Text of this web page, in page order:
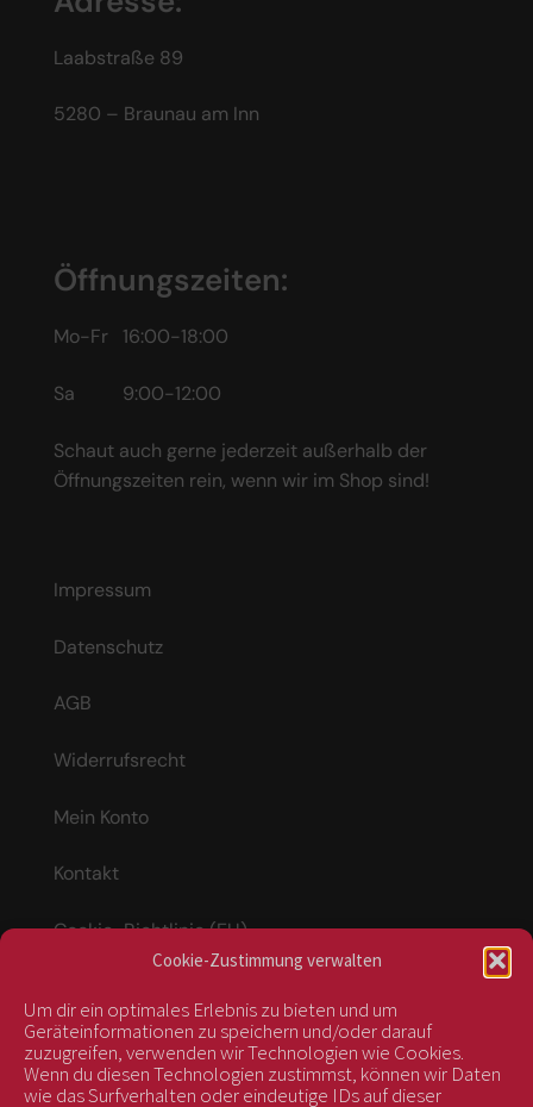
Cookie-Zustimmung verwalten
Um dir ein optimales Erlebnis zu bieten und um
Geräteinformationen zu speichern und/oder darauf
zuzugreifen, verwenden wir Technologien wie Cookies.
Wenn du diesen Technologien zustimmst, können wir Daten
wie das Surfverhalten oder eindeutige IDs auf dieser
Laabstraße 89
5280 – Braunau am Inn
Öffnungszeiten:
Mo-Fr 16:00-18:00
Sa 9:00-12:00
Schaut auch gerne jederzeit außerhalb der
Öffnungszeiten rein, wenn wir im Shop sind!
Impressum
Datenschutz
AGB
Widerrufsrecht
Mein Konto
Kontakt
Cookie-Richtlinie (EU)
Vertrag widerrufen